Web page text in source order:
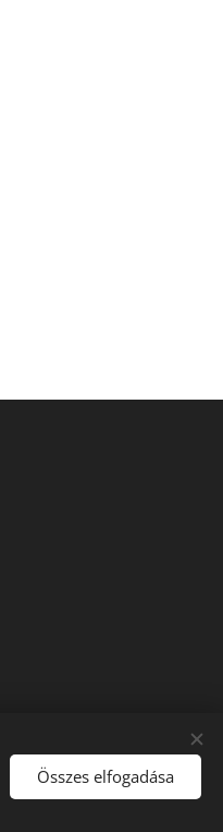
Összes elfogadása